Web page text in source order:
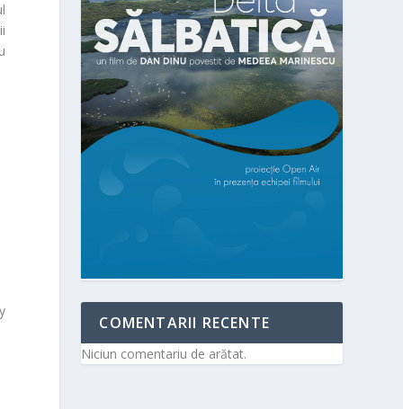
COMENTARII RECENTE
Niciun comentariu de arătat.